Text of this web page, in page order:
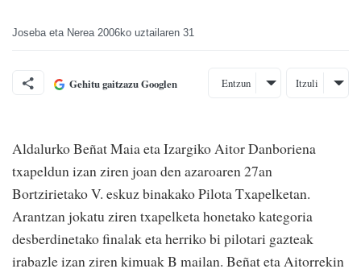
Joseba eta Nerea 2006ko uztailaren 31
Gehitu gaitzazu Googlen Entzun Itzuli
Aldalurko Beñat Maia eta Izargiko Aitor Danboriena
txapeldun izan ziren joan den azaroaren 27an
Bortzirietako V. eskuz binakako Pilota Txapelketan.
Arantzan jokatu ziren txapelketa honetako kategoria
desberdinetako finalak eta herriko bi pilotari gazteak
irabazle izan ziren kimuak B mailan. Beñat eta Aitorrekin